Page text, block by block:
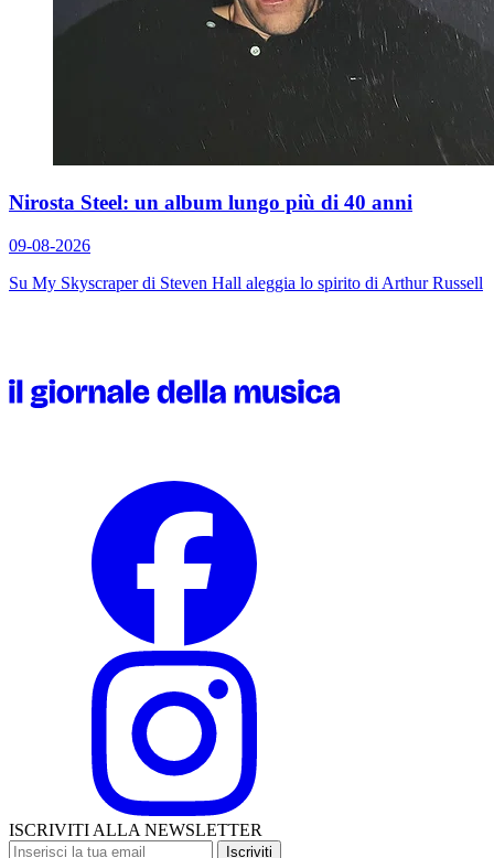
Nirosta Steel: un album lungo più di 40 anni
09-08-2026
Su My Skyscraperdi Steven Hall aleggia lo spirito di Arthur Russell
ISCRIVITI ALLA NEWSLETTER
Iscriviti